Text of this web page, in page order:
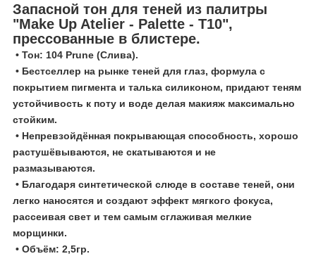
Запасной тон для теней из палитры
"Make Up Atelier - Palette - T10",
прессованные в блистере.
• Тон: 104 Prune (Слива).
• Бестселлер на рынке теней для глаз, формула с
покрытием пигмента и талька силиконом, придают теням
устойчивость к поту и воде делая макияж максимально
стойким.
• Непревзойдённая покрывающая способность, хорошо
растушёвываются, не скатываются и не
размазываются.
• Благодаря синтетической слюде в составе теней, они
легко наносятся и создают эффект мягкого фокуса,
рассеивая свет и тем самым сглаживая мелкие
морщинки.
• Объём: 2,5гр.